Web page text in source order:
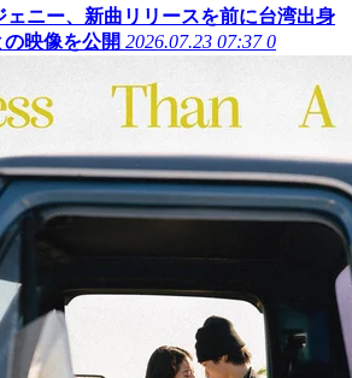
ニー、新曲リリースを前に台湾出身
映像を公開 2026.07.23 07:37 0